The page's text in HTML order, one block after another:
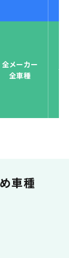
を国際5大カ
済、賢くポ
全メーカー
全車種
全
車種